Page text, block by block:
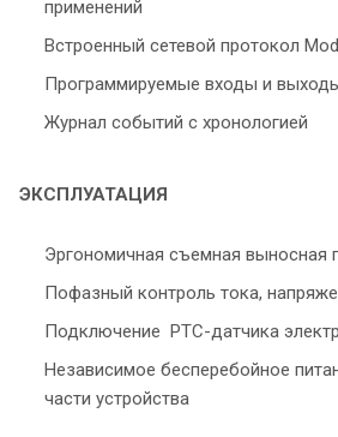
применений
Встроенный сетевой протокол
Программируемые входы и
Журнал событий с хронологией
ЭКСПЛУАТАЦИЯ
Эргономичная съемная выносная
Пофазный контроль тока,
Подключение РТС-датчика
Независимое бесперебойное
части устройства